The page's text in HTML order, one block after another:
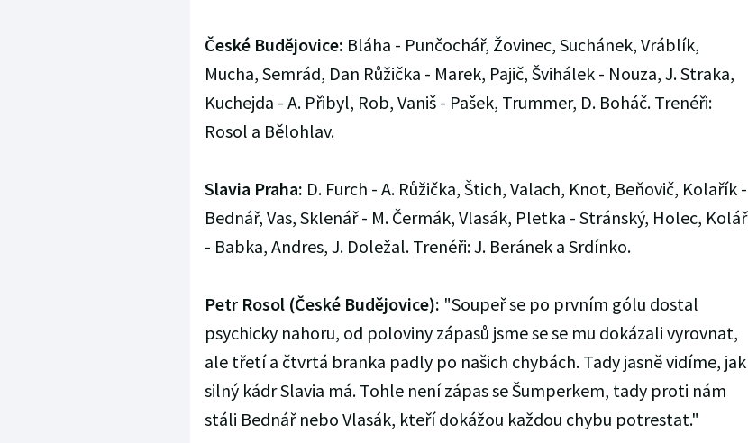
České Budějovice: Bláha - Punčochář, Žovinec, Suchánek, Vráblík,
Mucha, Semrád, Dan Růžička - Marek, Pajič, Švihálek - Nouza, J. Straka,
Kuchejda - A. Přibyl, Rob, Vaniš - Pašek, Trummer, D. Boháč. Trenéři:
Rosol a Bělohlav.
Slavia Praha: D. Furch - A. Růžička, Štich, Valach, Knot, Beňovič, Kolařík -
Bednář, Vas, Sklenář - M. Čermák, Vlasák, Pletka - Stránský, Holec, Kolář
- Babka, Andres, J. Doležal. Trenéři: J. Beránek a Srdínko.
Petr Rosol (České Budějovice): "Soupeř se po prvním gólu dostal
psychicky nahoru, od poloviny zápasů jsme se se mu dokázali vyrovnat,
ale třetí a čtvrtá branka padly po našich chybách. Tady jasně vidíme, jak
silný kádr Slavia má. Tohle není zápas se Šumperkem, tady proti nám
stáli Bednář nebo Vlasák, kteří dokážou každou chybu potrestat."